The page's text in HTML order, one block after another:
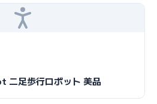
二足歩行ロボット 美品